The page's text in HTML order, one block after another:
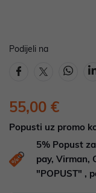
Podijeli na
55,00 €
Popusti uz promo
5% Popust
pay, Virman,
"POPUST" ,